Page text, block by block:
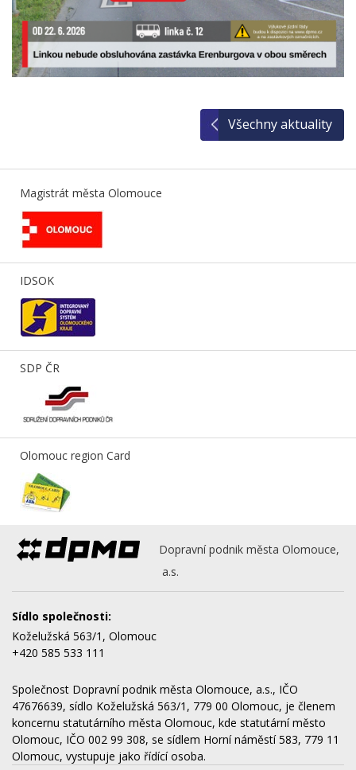
Všechny aktuality
Magistrát města Olomouce
IDSOK
SDP ČR
Olomouc region Card
Dopravní podnik města Olomouce,
a.s.
Sídlo společnosti:
Koželužská 563/1, Olomouc
+420 585 533 111
Společnost Dopravní podnik města Olomouce, a.s., IČO
47676639, sídlo Koželužská 563/1, 779 00 Olomouc, je členem
koncernu statutárního města Olomouc, kde statutární město
Olomouc, IČO 002 99 308, se sídlem Horní náměstí 583, 779 11
Olomouc, vystupuje jako řídící osoba.